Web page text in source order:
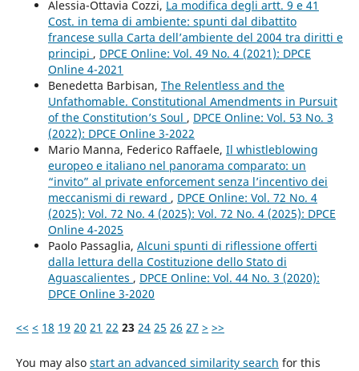
Alessia-Ottavia Cozzi, La modifica degli artt. 9 e 41
Cost. in tema di ambiente: spunti dal dibattito
francese sulla Carta dell’ambiente del 2004 tra diritti e
principi , DPCE Online: Vol. 49 No. 4 (2021): DPCE
Online 4-2021
Benedetta Barbisan, The Relentless and the
Unfathomable. Constitutional Amendments in Pursuit
of the Constitution’s Soul , DPCE Online: Vol. 53 No. 3
(2022): DPCE Online 3-2022
Mario Manna, Federico Raffaele, Il whistleblowing
europeo e italiano nel panorama comparato: un
“invito” al private enforcement senza l’incentivo dei
meccanismi di reward , DPCE Online: Vol. 72 No. 4
(2025): Vol. 72 No. 4 (2025): Vol. 72 No. 4 (2025): DPCE
Online 4-2025
Paolo Passaglia, Alcuni spunti di riflessione offerti
dalla lettura della Costituzione dello Stato di
Aguascalientes , DPCE Online: Vol. 44 No. 3 (2020):
DPCE Online 3-2020
<< < 18 19 20 21 22 23 24 25 26 27 > >>
You may also start an advanced similarity search for this